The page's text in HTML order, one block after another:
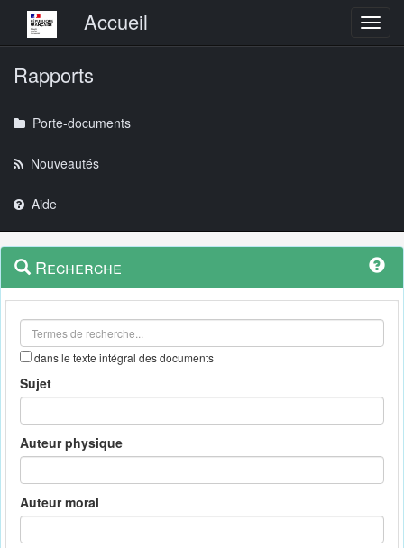
Menu principalAccueil
Rapports
Porte-documents
Nouveautés
Aide
Navigation
outils
Menu
contextuel
Recherche
dans le texte intégral des documents
Sujet
Auteur physique
Auteur moral